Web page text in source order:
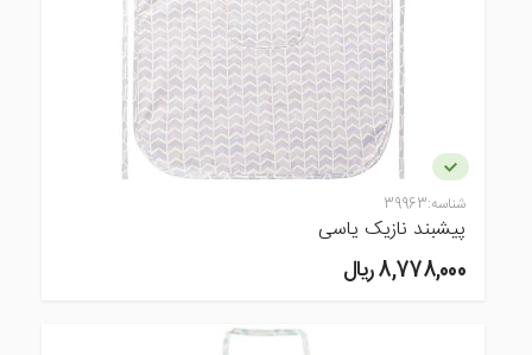
شناسه:39963
پیشبند نازیک یاسی
8,778,000 ريال